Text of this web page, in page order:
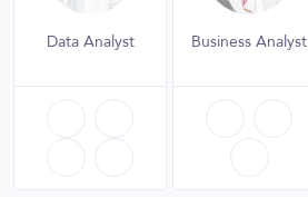
Business Analyst
Data Analyst